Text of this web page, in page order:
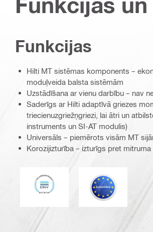
Funkcijas
Hilti MT sistēmas komponents –
moduļveida balsta sistēmām
Uzstādīšana ar vienu darbību – nav
Saderīgs ar Hilti adaptīvā griezes
triecienuzgriežņgriezi, lai ātri un
instruments un SI-AT modulis)
Universāls – piemērots visām MT
Korozijizturība – izturīgs pret
DNV Eurocode